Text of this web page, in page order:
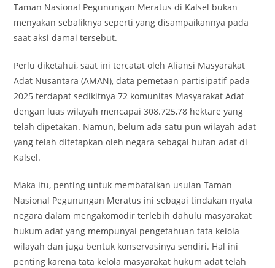
Taman Nasional Pegunungan Meratus di Kalsel bukan
menyakan sebaliknya seperti yang disampaikannya pada
saat aksi damai tersebut.
Perlu diketahui, saat ini tercatat oleh Aliansi Masyarakat
Adat Nusantara (AMAN), data pemetaan partisipatif pada
2025 terdapat sedikitnya 72 komunitas Masyarakat Adat
dengan luas wilayah mencapai 308.725,78 hektare yang
telah dipetakan. Namun, belum ada satu pun wilayah adat
yang telah ditetapkan oleh negara sebagai hutan adat di
Kalsel.
Maka itu, penting untuk membatalkan usulan Taman
Nasional Pegunungan Meratus ini sebagai tindakan nyata
negara dalam mengakomodir terlebih dahulu masyarakat
hukum adat yang mempunyai pengetahuan tata kelola
wilayah dan juga bentuk konservasinya sendiri. Hal ini
penting karena tata kelola masyarakat hukum adat telah